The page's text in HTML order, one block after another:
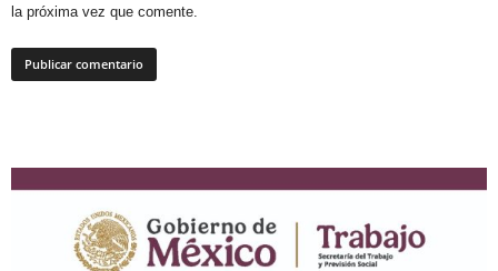
la próxima vez que comente.